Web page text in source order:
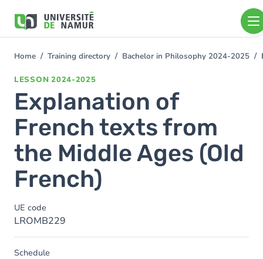
main
You
Home Training directory Bachelor in Philosophy 2024-2025
LESSON 2024-2025
Explanation of
French texts from
the Middle Ages (Old
French)
UE code
LROMB229
Schedule